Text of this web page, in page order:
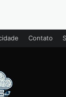
Contato